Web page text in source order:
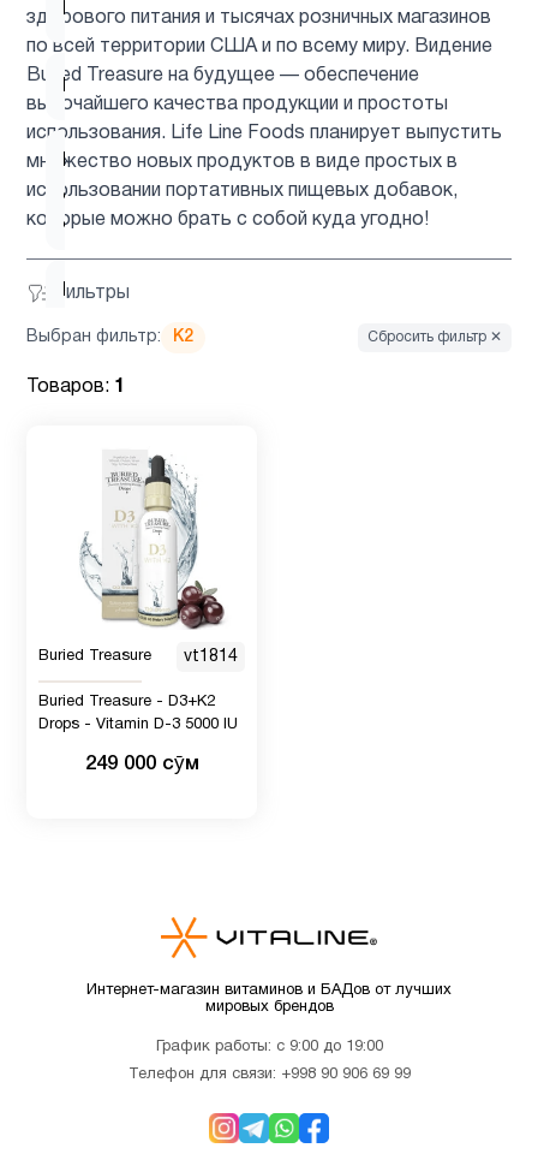
здорового питания и тысячах розничных магазинов
по всей территории США и по всему миру. Видение
Buried Treasure на будущее — обеспечение
высочайшего качества продукции и простоты
использования. Life Line Foods планирует выпустить
множество новых продуктов в виде простых в
использовании портативных пищевых добавок,
которые можно брать с собой куда угодно!
Фильтры
Иммунитет 4
2
Кальций
для
детей
1
Келп
Кожа
Кокосовое
1
Магний
Микроэлементы 3
Минералы 1
поступления
3
Выбран фильтр: K2 Сбросить фильтр ✕
Товаров: 1
Buried Treasure vt1814
Buried Treasure - D3+K2
Drops - Vitamin D-3 5000 IU
249 000 сӯм
Интернет-магазин витаминов и БАДов от лучших
мировых брендов
График работы: с 9:00 до 19:00
Телефон для связи: +998 90 906 69 99